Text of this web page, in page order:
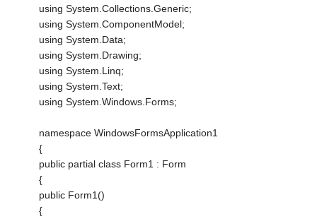
using System.Collections.Generic;
using System.ComponentModel;
using System.Data;
using System.Drawing;
using System.Linq;
using System.Text;
using System.Windows.Forms;
namespace WindowsFormsApplication1
{
public partial class Form1 : Form
{
public Form1()
{